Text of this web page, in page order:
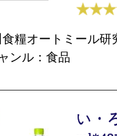
食糧オートミール研
ンル：食品
い・